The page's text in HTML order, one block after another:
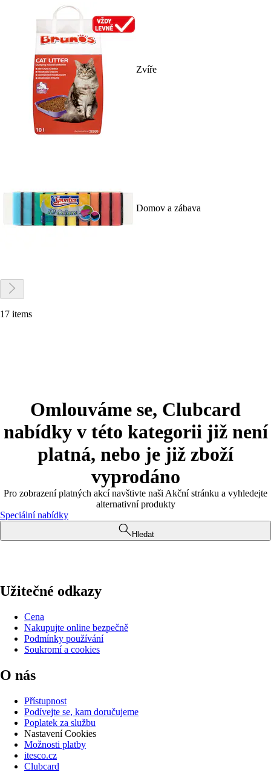
Zvíře
Domov a zábava
17 items
Omlouváme se, Clubcard
nabídky v této kategorii již není
platná, nebo je již zboží
vyprodáno
Pro zobrazení platných akcí navštivte naši Akční stránku a vyhledejte
alternativní produkty
Speciální nabídky
Hledat
Užitečné odkazy
Cena
Nakupujte online bezpečně
Podmínky používání
Soukromí a cookies
O nás
Přístupnost
Podívejte se, kam doručujeme
Poplatek za službu
Nastavení Cookies
Možnosti platby
itesco.cz
Clubcard